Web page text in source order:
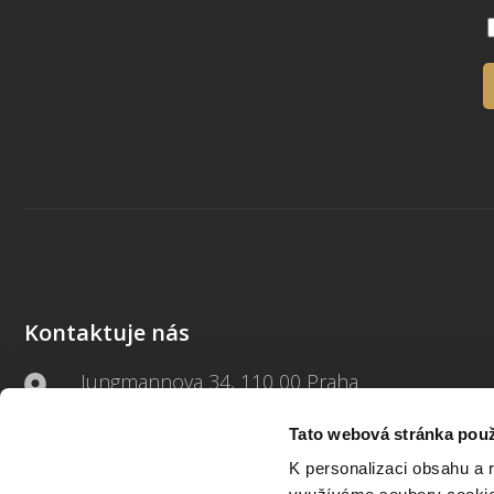
Tato webová stránka
K personalizaci obsahu
Kontaktuje nás
Jungmannova 34, 110 00 Praha